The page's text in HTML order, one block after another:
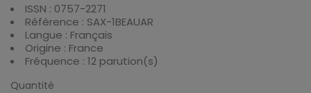
ISSN : 0757-2271
Référence : SAX-1BEAUAR
Langue : Français
Origine : France
Fréquence : 12 parution(s)
Quantité